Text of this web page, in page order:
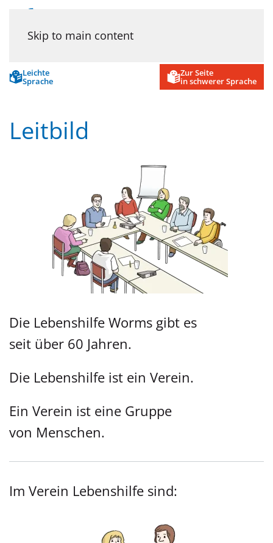
Skip to main content
Leichte
Sprache
Zur Seite
in schwerer Sprache
Leitbild
Die Lebenshilfe Worms gibt es
seit über 60 Jahren.
Die Lebenshilfe ist ein Verein.
Ein Verein ist eine Gruppe
von Menschen.
Im Verein Lebenshilfe sind: